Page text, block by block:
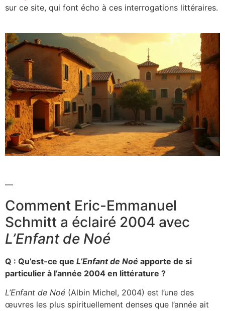
sur ce site, qui font écho à ces interrogations littéraires.
—
Comment Eric-Emmanuel
Schmitt a éclairé 2004 avec
L’Enfant de Noé
Q : Qu’est-ce que L’Enfant de Noé apporte de si
particulier à l’année 2004 en littérature ?
L’Enfant de Noé (Albin Michel, 2004) est l’une des
œuvres les plus spirituellement denses que l’année ait